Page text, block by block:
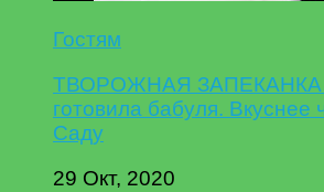
Гостям
ТВОРОЖНАЯ ЗАПЕКАНКА
готовила бабуля. Вкуснее
Саду
29 Окт, 2020